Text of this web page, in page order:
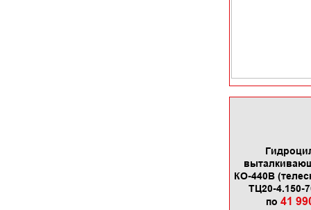
КО-440В
ТЦ20-4.150-
по 41